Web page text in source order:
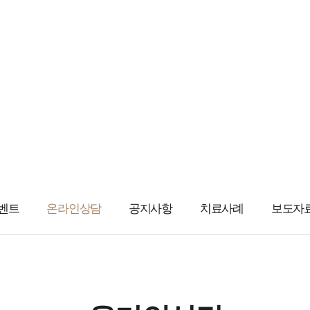
트 온라인상담 공지사항 치료사례 보도자